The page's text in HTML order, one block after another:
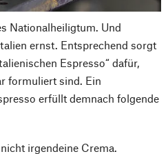
Nationalheiligtum. Und
ernst. Entsprechend sorgt
Espresso“ dafür,
formuliert sind. Ein
erfüllt demnach folgende
irgendeine Crema.